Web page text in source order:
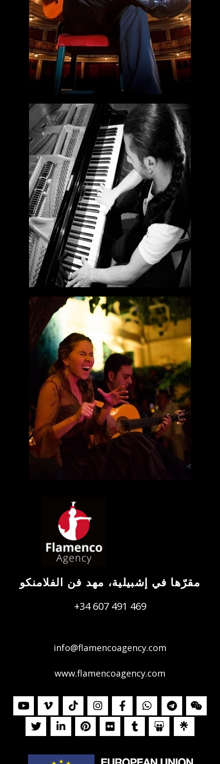
مقرّها في إشبيلية، مهد فن الفلامنكو
+34 607 491 469
info@flamencoagency.com
www.flamencoagency.com